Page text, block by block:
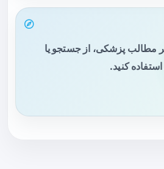
مطالب پزشکی، از جستجو یا
کنید.